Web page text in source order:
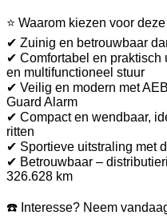
⭐ Waarom kiezen voor
✔ Zuinig en betrouwbaar
✔ Comfortabel en praktisch
en multifunctioneel stuur
✔ Veilig en modern met
Guard Alarm
✔ Compact en wendbaar,
ritten
✔ Sportieve uitstraling met
✔ Betrouwbaar –
326.628 km
☎️ Interesse? Neem